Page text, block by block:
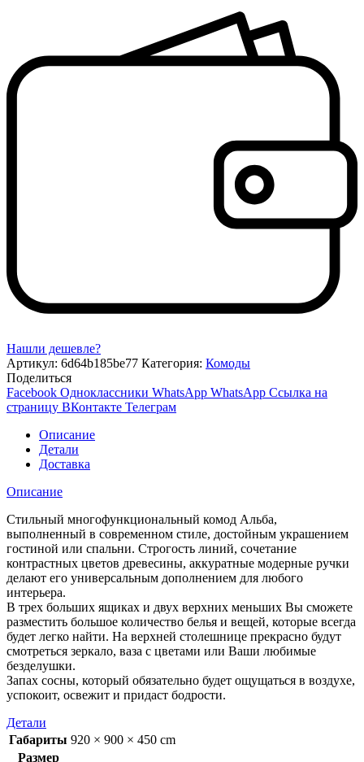
Нашли дешевле?
Артикул: 6d64b185be77 Категория: Комоды
Поделиться
Facebook Одноклассники WhatsApp WhatsApp Ссылка на
страницу ВКонтакте Телеграм
Описание
Детали
Доставка
Описание
Стильный многофункциональный комод Альба,
выполненный в современном стиле, достойным украшением
гостиной или спальни. Строгость линий, сочетание
контрастных цветов древесины, аккуратные модерные ручки
делают его универсальным дополнением для любого
интерьера.
В трех больших ящиках и двух верхних меньших Вы сможете
разместить большое количество белья и вещей, которые всегда
будет легко найти. На верхней столешнице прекрасно будут
смотреться зеркало, ваза с цветами или Ваши любимые
безделушки.
Запах сосны, который обязательно будет ощущаться в воздухе,
успокоит, освежит и придаст бодрости.
Детали
Габариты 920 × 900 × 450 cm
Размер